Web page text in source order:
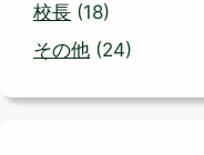
校長 (18)
その他 (24)